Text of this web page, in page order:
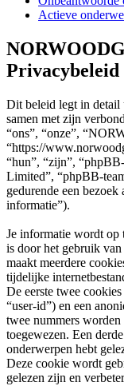
Actieve
Privacybeleid
Dit beleid legt in
samen met zijn
“ons”, “onze”,
“https://
“hun”, “zijn”,
Limited”, “phpBB-
gedurende een
informatie”).
Je informatie wordt op
is door het gebruik
maakt meerdere
tijdelijke
De eerste twee
“user-id”) en een
twee nummers
toegewezen. Een
onderwerpen hebt
Deze cookie wordt
gelezen zijn en